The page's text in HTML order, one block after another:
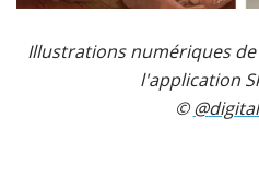
Illustrations numériques
l'application
©@